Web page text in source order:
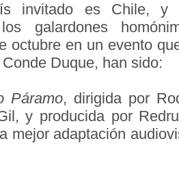
invitado es Chile, y
galardones
octubre en un evento
Duque, han sido:
Páramo, dirigida por
y producida por
mejor adaptación